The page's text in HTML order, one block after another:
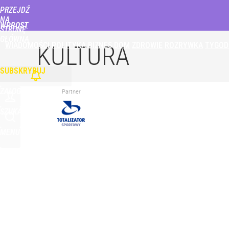
PRZEJDŹ
NA
STRONĘ
WPROST
WIADOMOŚCI POLITYKA BIZNES DOM
SUBSKRYBUJ
Senat zdecydował ws. inicjatywy Nawrockiego.
dodaj
Vistula x LOT: Elegancja w podróży. Premiera
KULTURA
Partner